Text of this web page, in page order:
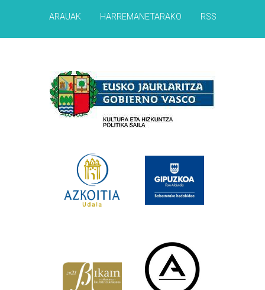
ARAUAK HARREMANETARAKO RSS